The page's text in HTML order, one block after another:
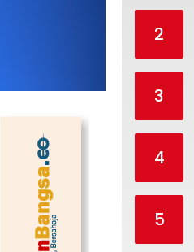
2
3
4
5